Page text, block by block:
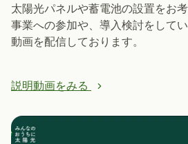
太陽光パネルや蓄電池の設置をお
事業への参加や、導入検討をして
動画を配信しております。
説明動画をみる